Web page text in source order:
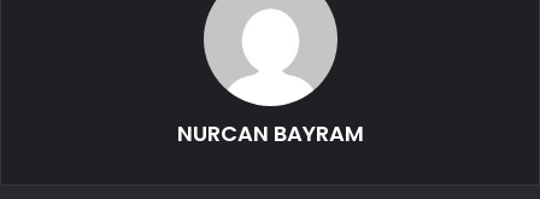
NURCAN BAYRAM